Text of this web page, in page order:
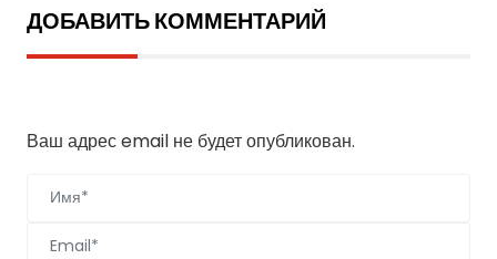
ДОБАВИТЬ КОММЕНТАРИЙ
Ваш адрес email не будет опубликован.